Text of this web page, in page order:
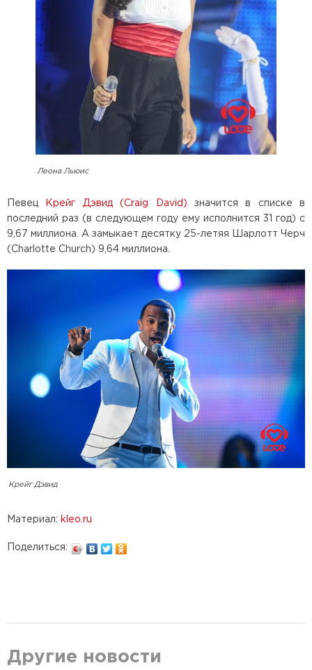
Леона Льюис
Певец Крейг Дэвид (Craig David) значится в списке в
последний раз (в следующем году ему исполнится 31 год) с
9,67 миллиона. А замыкает десятку 25-летяя Шарлотт Черч
(Charlotte Church) 9,64 миллиона.
Крейг Дэвид
Материал: kleo.ru
Поделиться:
Другие новости